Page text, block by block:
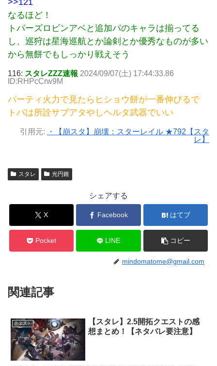
>>121
なるほど！
トパーズロビンアベと追加パのキャラは揃ってる
し、巡狩は星海巡航とか論剣とか優秀なものが多い
から無餅でもしっかり戦えそう
116: スタレZZZ速報 2024/09/07(土) 17:44:33.86
ID:RHPcCrw9M
パーティ火力で見たらヒショウ餅が一番伸びるで
トパは所詮サブアタやしヘルタ武器でいい
引用元:
・【崩スタ】崩壊：スターレイル ★792【スタ
レ】
スタレ 光円錐
シェアする
X Facebook はてブ
Pocket LINE コピー
mindomatome@gmail.com
関連記事
クエスト
【スタレ】2.5開拓クエストの感
想まとめ！【ネタバレ要注意】